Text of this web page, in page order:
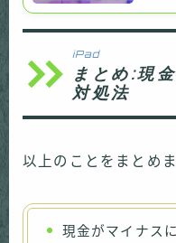
iPad
まとめ:現
対処法
以上のことをまとめ
現金がマイナス